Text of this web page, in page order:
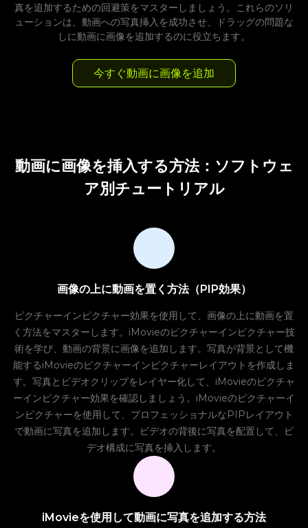
真を追加するための回避策をマスターしましょう。これらのソリ
ューションは、動画への写真挿入を成功させ、ドラッグの問題な
しに動画に画像を追加するのに役立ちます。
今すぐ動画に画像を追加
動画に画像を挿入する方法：ソフトウェ
ア別チュートリアル
画像の上に動画を置く方法（PIP効果）
ピクチャーインピクチャー効果を使用して、画像の上に動画を置
く方法をマスターします。iMovieのピクチャーインピクチャー技
術を学び、動画の背景に画像を追加します。写真が背景として機
能するiMovieのピクチャーインピクチャーレイアウトを作成しま
す。写真とビデオクリップをレイヤー化して、iMovieのピクチャ
ーインピクチャー効果を確認しましょう。iMovieのピクチャーイ
ンピクチャーを使用して、プロフェッショナルなPIPレイアウト
で動画に写真を追加します。ビデオの背後に写真を配置して、ビ
デオ構成に写真を挿入します。
iMovieを使用して動画に写真を追加する方法